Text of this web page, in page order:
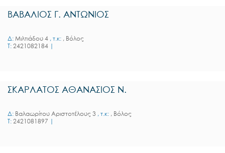
ΒΑΒΑΛΙΟΣ Γ. ΑΝΤΩΝΙΟΣ
Δ: Μιλτιάδου 4 , τ.κ: , Βόλος
T: 2421082184 |
ΣΚΑΡΛΑΤΟΣ ΑΘΑΝΑΣΙΟΣ Ν.
Δ: Βαλαωρίτου Αριστοτέλους 3 , τ.κ: , Βόλος
T: 2421081897 |